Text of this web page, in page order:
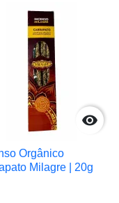

Orgânico
Milagre | 20g